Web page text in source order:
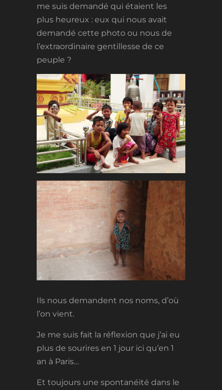
me suis demandé qui étaient les
plus heureux : eux qui nous avait
demandé cette photo ou nous de
l’extraordinaire gentillesse de ce
peuple ?
Ils nous demandent nos noms, d’où
l’on vient.
Je me suis fait la réflexion que j’ai eu
plus de sourires en 1 jour ici qu’en 1
an à Paris…
Et toujours une spontanéité dans le